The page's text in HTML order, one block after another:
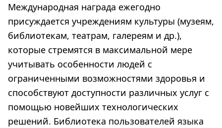
Международная награда ежегодно
присуждается учреждениям культуры (музеям,
библиотекам, театрам, галереям и др.),
которые стремятся в максимальной мере
учитывать особенности людей с
ограниченными возможностями здоровья и
способствуют доступности различных услуг с
помощью новейших технологических
решений. Библиотека пользователей языка